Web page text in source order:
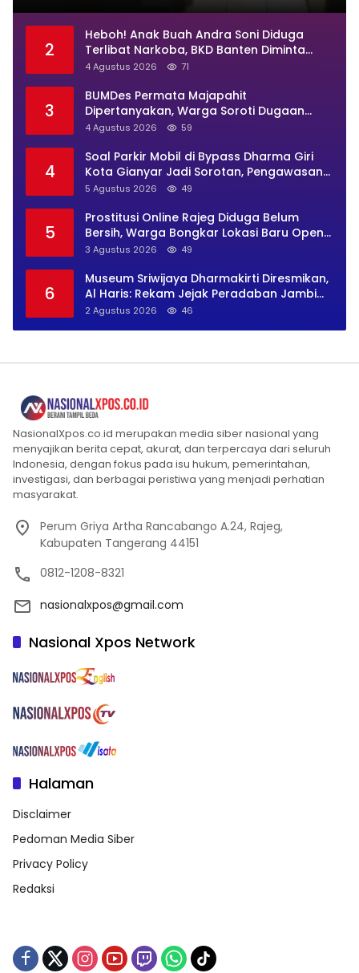
2
Heboh! Anak Buah Andra Soni Diduga
Terlibat Narkoba, BKD Banten Diminta
Buka Suara
4 Agustus 2026 71
3
BUMDes Permata Majapahit
Dipertanyakan, Warga Soroti Dugaan
Pengelolaan Tak Transparan
4 Agustus 2026 59
4
Soal Parkir Mobil di Bypass Dharma Giri
Kota Gianyar Jadi Sorotan, Pengawasan
Inkait Dipertanyakan
5 Agustus 2026 49
5
Prostitusi Online Rajeg Diduga Belum
Bersih, Warga Bongkar Lokasi Baru Open
BO Usai Penggerebekan
3 Agustus 2026 49
6
Museum Sriwijaya Dharmakirti Diresmikan,
Al Haris: Rekam Jejak Peradaban Jambi
Secara Utuh
2 Agustus 2026 46
NasionalXpos.co.id merupakan media siber nasional yang
menyajikan berita cepat, akurat, dan terpercaya dari seluruh
Indonesia, dengan fokus pada isu hukum, pemerintahan,
investigasi, dan berbagai peristiwa yang menjadi perhatian
masyarakat.
Perum Griya Artha Rancabango A.24, Rajeg,
Kabupaten Tangerang 44151
0812-1208-8321
nasionalxpos@gmail.com
Nasional Xpos Network
Halaman
Disclaimer
Pedoman Media Siber
Privacy Policy
Redaksi